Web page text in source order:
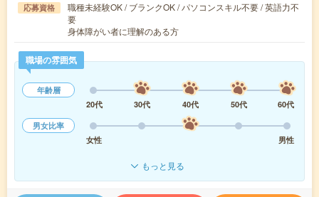
応募資格
職種未経験OK / ブランクOK / パソコンスキル不要 / 英語力不
要
身体障がい者に理解のある方
職場の雰囲気
年齢層
20代
30代 40代 50代
60代
男女比率
女性
男性
もっと見る